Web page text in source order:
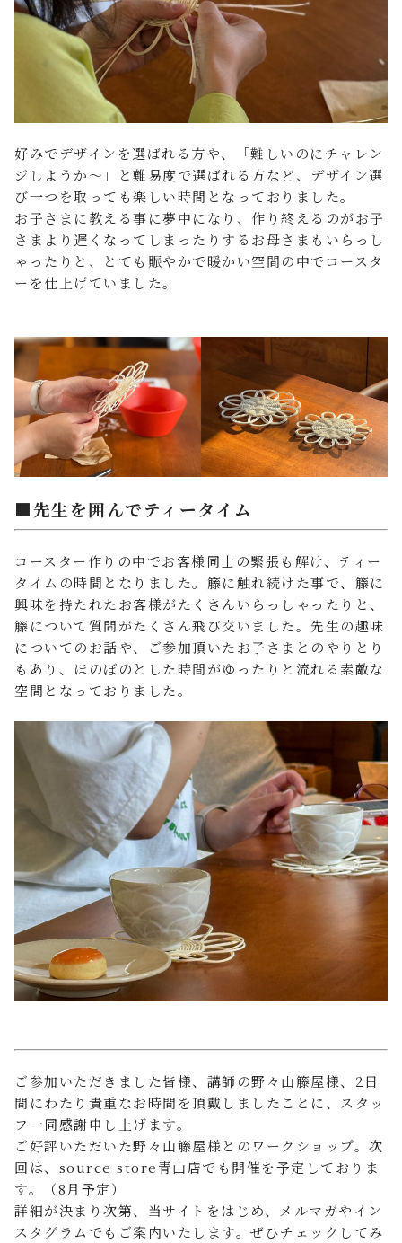
好みでデザインを選ばれる方や、「難しいのにチャレン
ジしようか〜」と難易度で選ばれる方など、デザイン選
び一つを取っても楽しい時間となっておりました。
お子さまに教える事に夢中になり、作り終えるのがお子
さまより遅くなってしまったりするお母さまもいらっし
ゃったりと、とても賑やかで暖かい空間の中でコースタ
ーを仕上げていました。
■先生を囲んでティータイム
コースター作りの中でお客様同士の緊張も解け、ティー
タイムの時間となりました。籐に触れ続けた事で、籐に
興味を持たれたお客様がたくさんいらっしゃったりと、
籐について質問がたくさん飛び交いました。先生の趣味
についてのお話や、ご参加頂いたお子さまとのやりとり
もあり、ほのぼのとした時間がゆったりと流れる素敵な
空間となっておりました。
ご参加いただきました皆様、講師の野々山籐屋様、2日
間にわたり貴重なお時間を頂戴しましたことに、スタッ
フ一同感謝申し上げます。
ご好評いただいた野々山籐屋様とのワークショップ。次
回は、source store青山店でも開催を予定しておりま
す。（8月予定）
詳細が決まり次第、当サイトをはじめ、メルマガやイン
スタグラムでもご案内いたします。ぜひチェックしてみ